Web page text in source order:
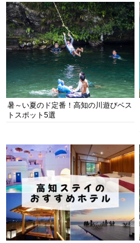
暑～い夏のド定番！高知の川遊びベス
トスポット5選